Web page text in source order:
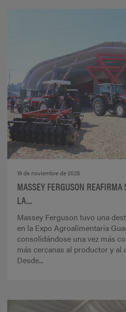
19 de noviembre de 2025
MASSEY FERGUSON
LA...
Massey Ferguson tuvo una
en la Expo Agroalimentaria
consolidándose una vez más
más cercanas al productor y al
Desde...